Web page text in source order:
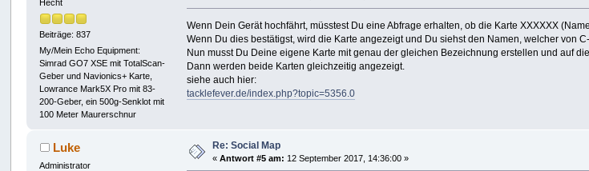
Hecht
Beiträge: 837
My/Mein Echo Equipment:
Simrad GO7 XSE mit TotalScan-
Geber und Navionics+ Karte,
Lowrance Mark5X Pro mit 83-
200-Geber, ein 500g-Senklot mit
100 Meter Maurerschnur
Wenn Dein Gerät hochfährt, müsstest Du eine Abfrage erhalten, ob die Karte XXXXXX
Wenn Du dies bestätigst, wird die Karte angezeigt und Du siehst den Namen, welcher von
Nun musst Du Deine eigene Karte mit genau der gleichen Bezeichnung erstellen und auf
Dann werden beide Karten gleichzeitig angezeigt.
siehe auch hier:
tacklefever.de/index.php?topic=5356.0
Luke
Administrator
Re: Social Map
«Antwort #5 am: 12 September 2017, 14:36:00 »